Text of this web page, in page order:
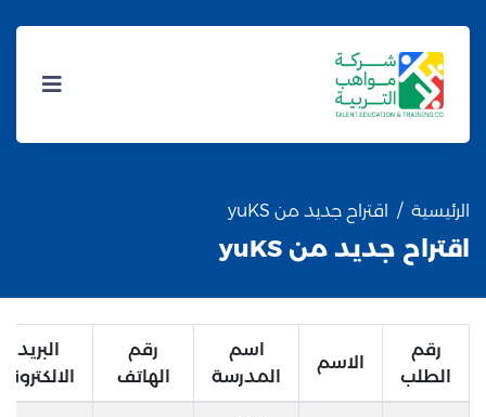
الرئيسية اقتراح جديد من yuKS
اقتراح جديد من yuKS
رقم
الطلب
الاسم
اسم
المدرسة
رقم
الهاتف
البريد
الالكتروني